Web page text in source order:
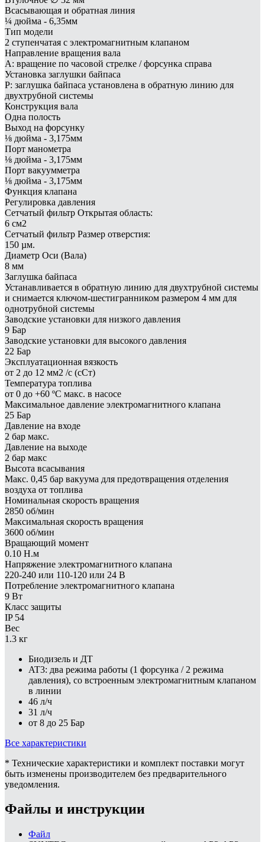
Всасывающая и обратная линия
¼ дюйма - 6,35мм
Тип модели
2 ступенчатая с электромагнитным клапаном
Направление вращения вала
A: вращение по часовой стрелке / форсунка справа
Установка заглушки байпаса
P: заглушка байпаса установлена в обратную линию для
двухтрубной системы
Конструкция вала
Одна полость
Выход на форсунку
⅛ дюйма - 3,175мм
Порт манометра
⅛ дюйма - 3,175мм
Порт вакуумметра
⅛ дюйма - 3,175мм
Функция клапана
Регулировка давления
Сетчатый фильтр Открытая область:
6 см2
Сетчатый фильтр Размер отверстия:
150 µм.
Диаметр Оси (Вала)
8 мм
Заглушка байпаса
Устанавливается в обратную линию для двухтрубной системы
и снимается ключом-шестигранником размером 4 мм для
однотрубной системы
Заводские установки для низкого давления
9 Бар
Заводские установки для высокого давления
22 Бар
Эксплуатационная вязкость
от 2 до 12 мм2 /с (сСт)
Температура топлива
от 0 до +60 ºC макс. в насосе
Максимальное давление электромагнитного клапана
25 Бар
Давление на входе
2 бар макс.
Давление на выходе
2 бар макс
Высота всасывания
Макс. 0,45 бар вакуума для предотвращения отделения
воздуха от топлива
Номинальная скорость вращения
2850 об/мин
Максимальная скорость вращения
3600 об/мин
Вращающий момент
0.10 Н.м
Напряжение электромагнитного клапана
220-240 или 110-120 или 24 В
Потребление электромагнитного клапана
9 Вт
Класс защиты
IP 54
Вес
1.3 кг
Биодизель и ДТ
AT3: два режима работы (1 форсунка / 2 режима
давления), со встроенным электромагнитным клапаном
в линии
46 л/ч
31 л/ч
от 8 до 25 Бар
Все характеристики
* Технические характеристики и комплект поставки могут
быть изменены производителем без предварительного
уведомления.
Файлы и инструкции
Файл